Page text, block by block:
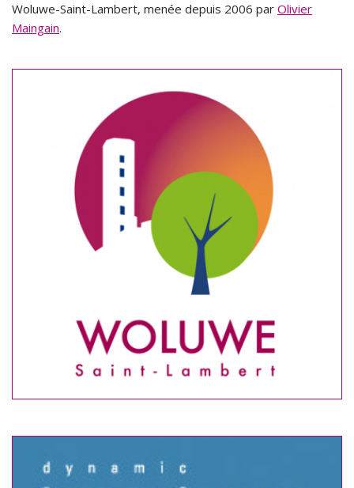
Woluwe-Saint-Lambert, menée depuis 2006 par Olivier
Maingain.